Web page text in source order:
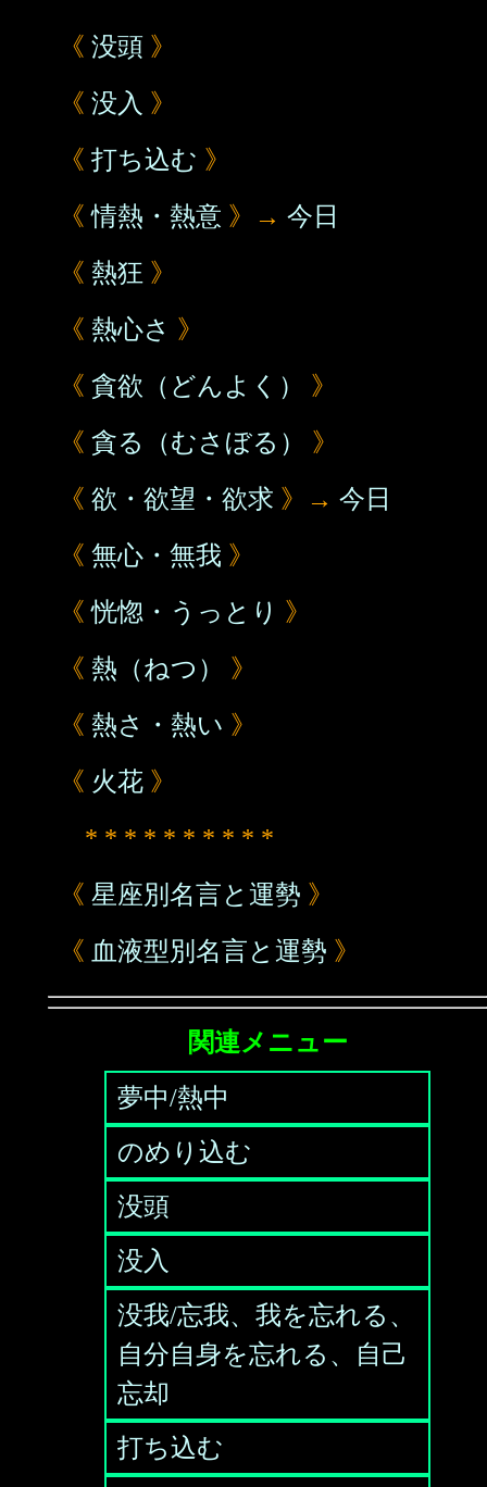
《 没頭 》
《 没入 》
《 打ち込む 》
《情熱・熱意 》→ 今日
《 熱狂 》
《 熱心さ 》
《 貪欲（どんよく）
》
《 貪る（むさぼる）
》
《 欲・欲望・欲求 》→ 今日
《 無心・無我 》
《恍惚・うっとり 》
《 熱（ねつ）
》
《 熱さ・熱い 》
《 火花 》
* * * * * * * * * *
《 星座別名言と運勢 》
《 血液型別名言と運勢 》
関連メニュー
夢中/熱中
のめり込む
没頭
没入
没我/忘我、我を忘れる、
自分自身を忘れる、自己
忘却
打ち込む